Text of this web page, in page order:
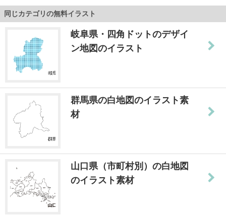
同じカテゴリの無料イラスト
岐阜県・四角ドットのデザイ
ン地図のイラスト
群馬県の白地図のイラスト素
材
山口県（市町村別）の白地図
のイラスト素材